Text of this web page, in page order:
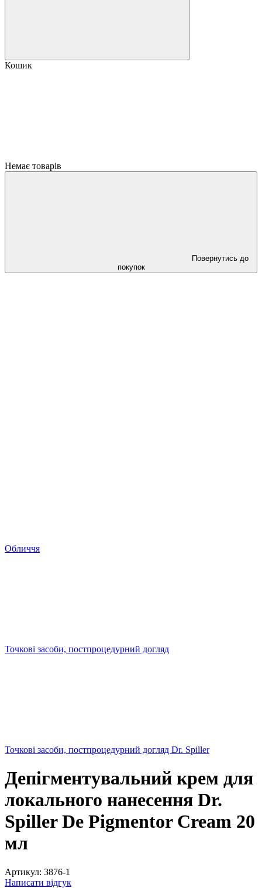
Кошик
Немає товарів
Повернутись до
покупок
Обличчя
Точкові засоби, постпроцедурний догляд
Точкові засоби, постпроцедурний догляд Dr. Spiller
Депігментувальний крем для
локального нанесення Dr.
Spiller De Pigmentor Cream 20
мл
Артикул: 3876-1
Написати відгук